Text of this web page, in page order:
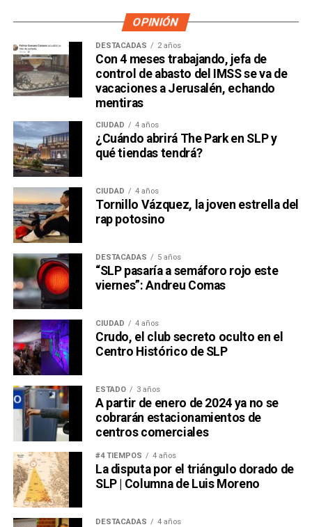
OPINIÓN
DESTACADAS 2 años
Con 4 meses trabajando, jefa de
control de abasto del IMSS se va de
vacaciones a Jerusalén, echando
mentiras
CIUDAD 4 años
¿Cuándo abrirá The Park en SLP y
qué tiendas tendrá?
CIUDAD 4 años
Tornillo Vázquez, la joven estrella del
rap potosino
DESTACADAS 5 años
“SLP pasaría a semáforo rojo este
viernes”: Andreu Comas
CIUDAD 4 años
Crudo, el club secreto oculto en el
Centro Histórico de SLP
ESTADO 3 años
A partir de enero de 2024 ya no se
cobrarán estacionamientos de
centros comerciales
#4 TIEMPOS 4 años
La disputa por el triángulo dorado de
SLP | Columna de Luis Moreno
DESTACADAS 4 años